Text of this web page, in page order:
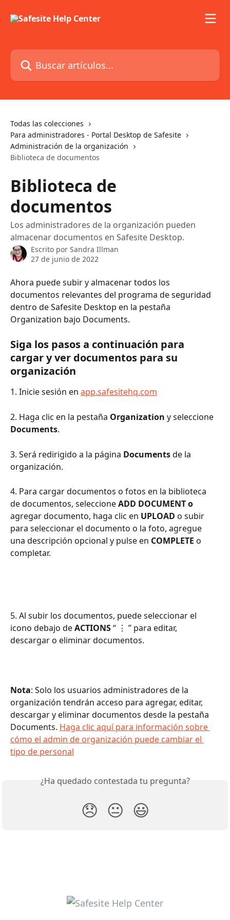
Buscar artículos...
Todas las colecciones
Para administradores - Portal Desktop de Safesite
Administración de la organización
Biblioteca de documentos
Biblioteca de
documentos
Los administradores de la organización pueden
almacenar documentos en Safesite Desktop.
Escrito por Sandra Illman
27 de junio de 2022
Ahora puede subir y almacenar todos los
documentos relevantes del programa de seguridad
dentro de Safesite Desktop en la pestaña
Organization bajo Documents.
Siga los pasos a continuación para
cargar y ver documentos para su
organización
1. Inicie sesión en app.safesitehq.com
2. Haga clic en la pestaña Organization y seleccione
Documents.
3. Será redirigido a la página Documents de la
organización.
4. Para cargar documentos o fotos en la biblioteca
de documentos, seleccione ADD DOCUMENT o
agregar documento, haga clic en UPLOAD o subir
para seleccionar el documento o la foto, agregue
una descripción opcional y pulse en COMPLETE o
completar.
5. Al subir los documentos, puede seleccionar el
icono debajo de ACTIONS “ ⋮ ” para editar,
descargar o eliminar documentos.
Nota: Solo los usuarios administradores de la
organización tendrán acceso para agregar, editar,
descargar y eliminar documentos desde la pestaña
Documents. Haga clic aquí para información sobre
cómo el admin de organización puede cambiar el
tipo de personal
¿Ha quedado contestada tu pregunta?
😞 😐 😃